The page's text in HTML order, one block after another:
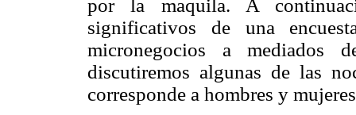
por la maquila. A
significativos de una
micronegocios a mediados
discutiremos algunas de las
corresponde a hombres y